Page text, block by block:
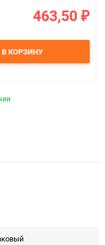
463,50 ₽
В КОРЗИНУ